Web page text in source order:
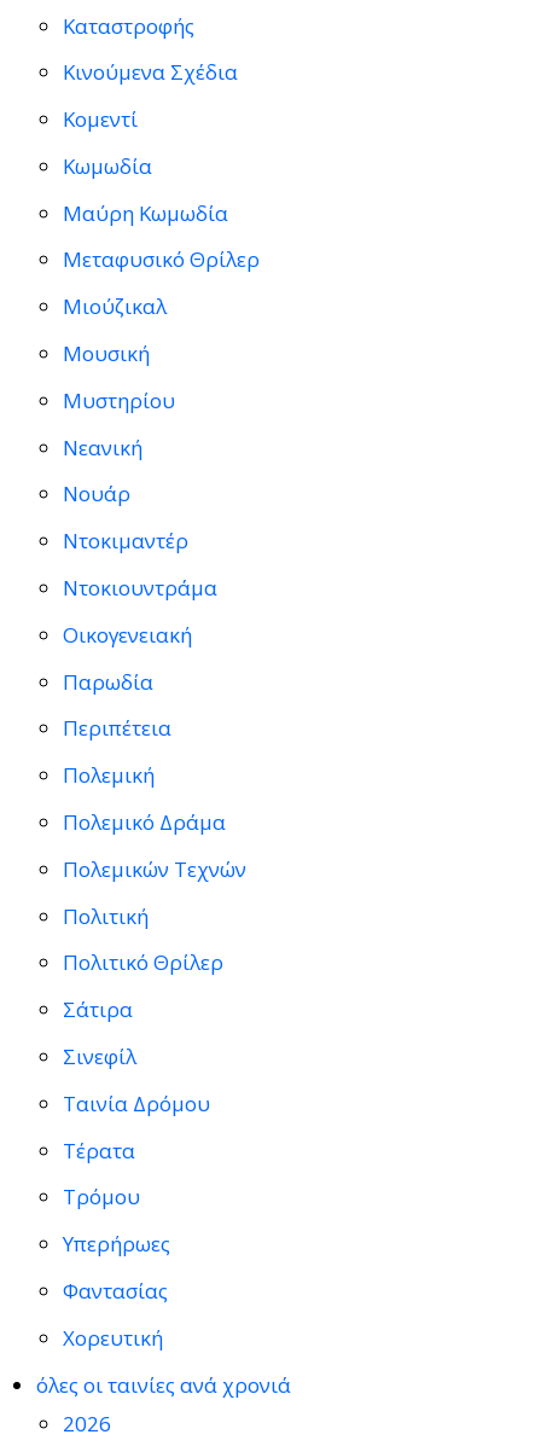
Καταστροφής
Κινούμενα Σχέδια
Κομεντί
Κωμωδία
Μαύρη Κωμωδία
Μεταφυσικό Θρίλερ
Μιούζικαλ
Μουσική
Μυστηρίου
Νεανική
Νουάρ
Ντοκιμαντέρ
Ντοκιουντράμα
Οικογενειακή
Παρωδία
Περιπέτεια
Πολεμική
Πολεμικό Δράμα
Πολεμικών Τεχνών
Πολιτική
Πολιτικό Θρίλερ
Σάτιρα
Σινεφίλ
Ταινία Δρόμου
Τέρατα
Τρόμου
Υπερήρωες
Φαντασίας
Χορευτική
όλες οι ταινίες ανά χρονιά
2026